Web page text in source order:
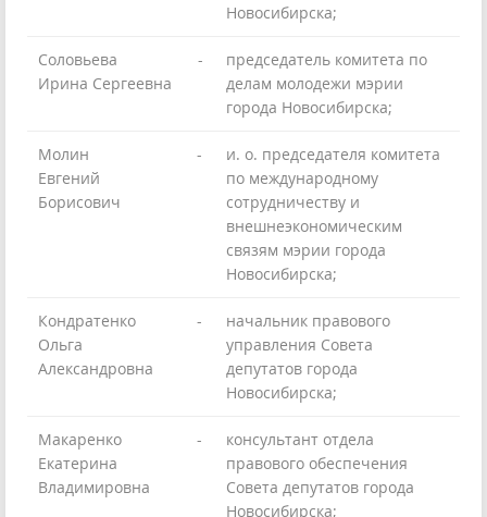
Новосибирска;
Соловьева
Ирина Сергеевна
-
председатель комитета по
делам молодежи мэрии
города Новосибирска;
Молин
Евгений
Борисович
-
и. о. председателя комитета
по международному
сотрудничеству и
внешнеэкономическим
связям мэрии города
Новосибирска;
Кондратенко
Ольга
Александровна
-
начальник правового
управления Совета
депутатов города
Новосибирска;
Макаренко
Екатерина
Владимировна
-
консультант отдела
правового обеспечения
Совета депутатов города
Новосибирска;